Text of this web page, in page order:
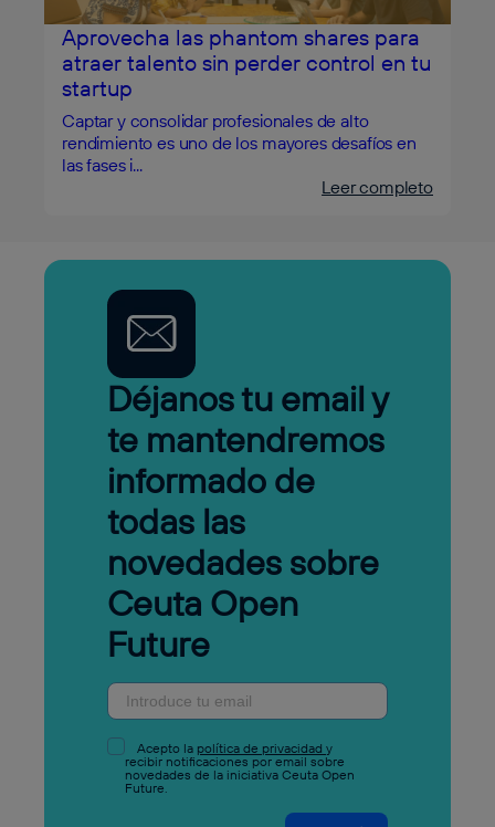
Aprovecha las phantom shares para
atraer talento sin perder control en tu
startup
Captar y consolidar profesionales de alto
rendimiento es uno de los mayores desafíos en
las fases i...
Leer completo
Déjanos tu email y
te mantendremos
informado de
todas las
novedades sobre
Ceuta Open
Future
Acepto la política de privacidad y
recibir notificaciones por email sobre
novedades de la iniciativa Ceuta Open
Future.